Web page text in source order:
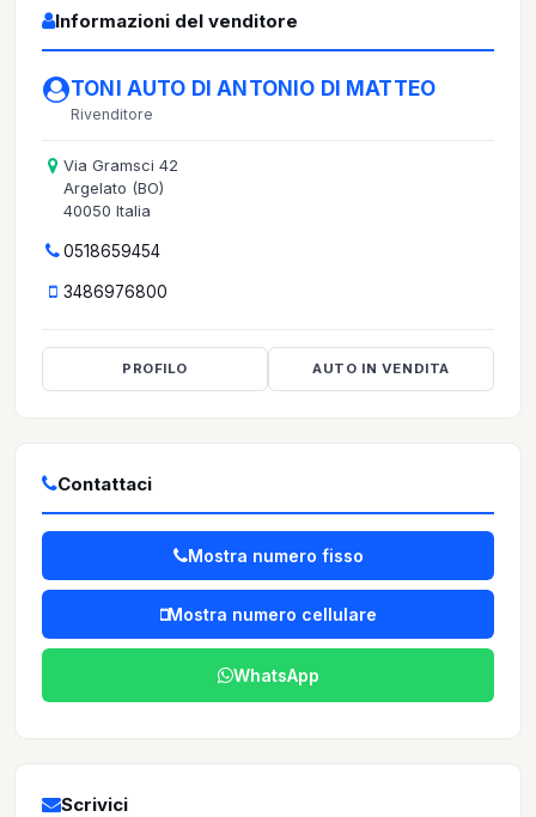
Informazioni del venditore
TONI AUTO DI ANTONIO DI MATTEO
Rivenditore
Via Gramsci 42
Argelato (BO)
40050 Italia
0518659454
3486976800
PROFILO AUTO IN VENDITA
Contattaci
Mostra numero fisso
Mostra numero cellulare
WhatsApp
Scrivici